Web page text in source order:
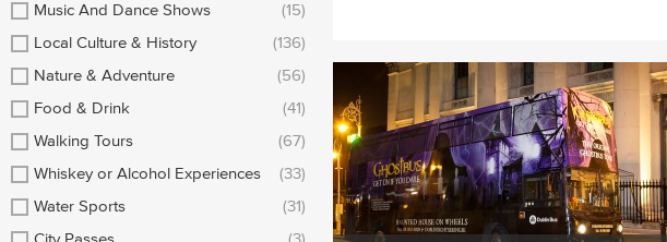
Meath
Howth Roscommon
Music And Dance Shows
(15)
Local Culture & History
(136)
Nature & Adventure
(56)
Food & Drink
(41)
Walking Tours
(67)
Whiskey or Alcohol Experiences
(33)
Water Sports
(31)